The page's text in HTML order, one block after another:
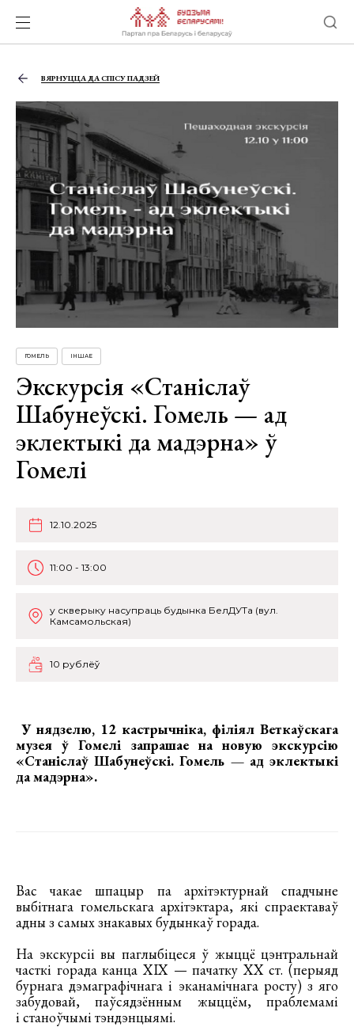
ВЯРНУЦЦА ДА СПІСУ ПАДЗЕЙ
ГОМЕЛЬ ІНШАЕ
Экскурсія «Станіслаў
Шабунеўскі. Гомель — ад
эклектыкі да мадэрна» ў
Гомелі
12.10.2025
11:00 - 13:00
у скверыку насупраць будынка БелДУТа (вул.
Камсамольская)
10 рублёў
У нядзелю, 12 кастрычніка, філіял Веткаўскага
музея ў Гомелі запрашае на новую экскурсію
«Станіслаў Шабунеўскі. Гомель — ад эклектыкі
да мадэрна».
Вас чакае шпацыр па архітэктурнай спадчыне
выбітнага гомельскага архітэктара, які спраектаваў
адны з самых знакавых будынкаў горада.
На экскурсіі вы паглыбіцеся ў жыццё цэнтральнай
часткі горада канца XIX — пачатку XX ст. (перыяд
бурнага дэмаграфічнага і эканамічнага росту) з яго
забудовай, паўсядзённым жыццём, праблемамі
і станоўчымі тэндэнцыямі.